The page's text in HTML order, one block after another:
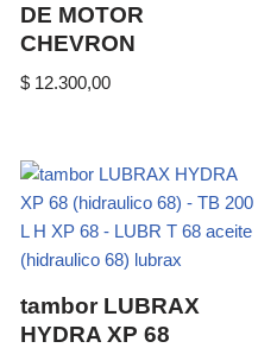
DE MOTOR
CHEVRON
$ 12.300,00
tambor LUBRAX
HYDRA XP 68